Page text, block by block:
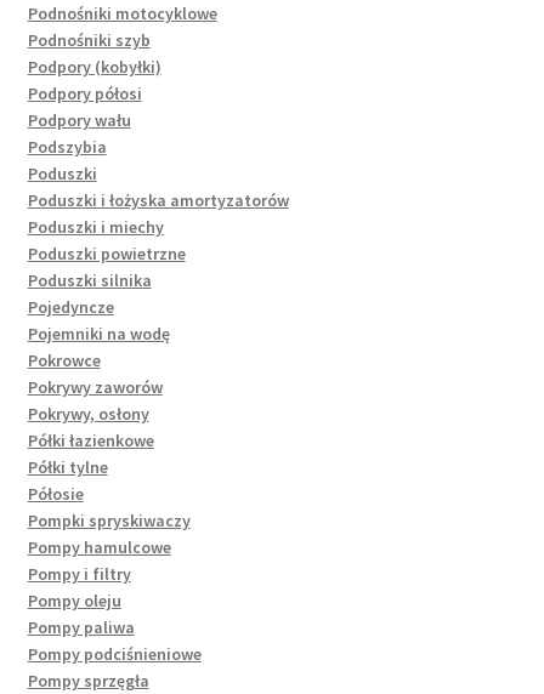
Podnośniki motocyklowe
Podnośniki szyb
Podpory (kobyłki)
Podpory półosi
Podpory wału
Podszybia
Poduszki
Poduszki i łożyska amortyzatorów
Poduszki i miechy
Poduszki powietrzne
Poduszki silnika
Pojedyncze
Pojemniki na wodę
Pokrowce
Pokrywy zaworów
Pokrywy, osłony
Półki łazienkowe
Półki tylne
Półosie
Pompki spryskiwaczy
Pompy hamulcowe
Pompy i filtry
Pompy oleju
Pompy paliwa
Pompy podciśnieniowe
Pompy sprzęgła